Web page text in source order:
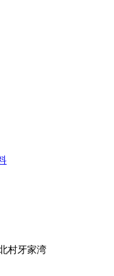
村牙家湾